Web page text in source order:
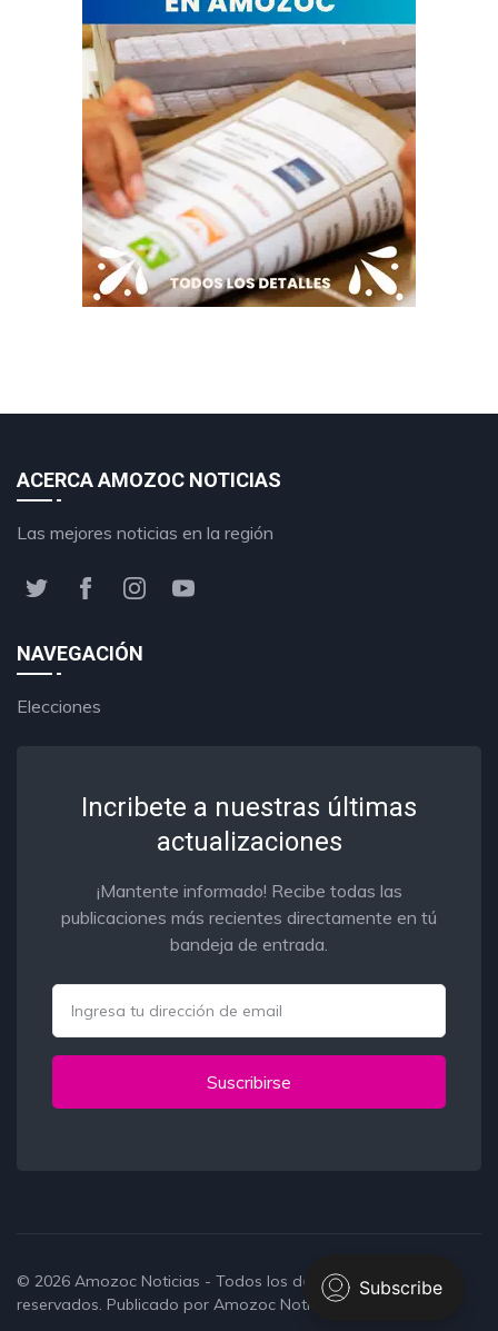
ACERCA AMOZOC NOTICIAS
Las mejores noticias en la región
NAVEGACIÓN
Elecciones
Incribete a nuestras últimas
actualizaciones
¡Mantente informado! Recibe todas las
publicaciones más recientes directamente en tú
bandeja de entrada.
Suscribirse
© 2026 Amozoc Noticias - Todos los derechos
reservados. Publicado por Amozoc Noticias